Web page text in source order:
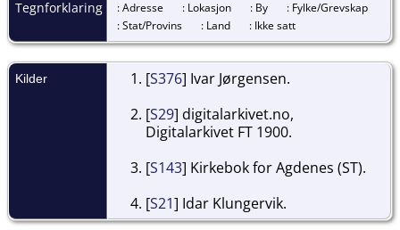
Tegnforklaring : Adresse : Lokasjon : By
: Fylke/Grevskap
: Stat/Provins
: Land : Ikke satt
Kilder [S376] Ivar Jørgensen.
[S29] digitalarkivet.no,
Digitalarkivet FT 1900.
[S143] Kirkebok for Agdenes (ST).
[S21] Idar Klungervik.